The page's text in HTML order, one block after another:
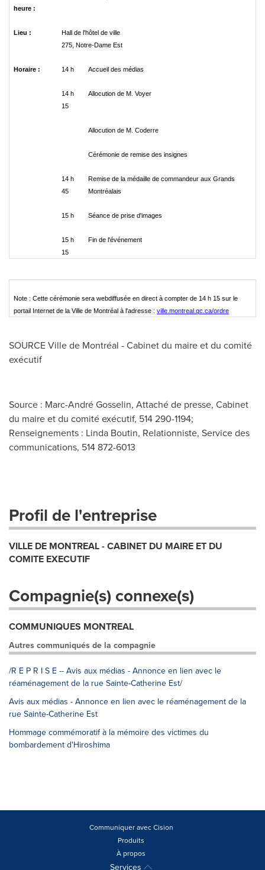
heure :
Lieu :
Hall de l'hôtel de ville
275, Notre-Dame Est
Horaire : 14 h Accueil des médias
14 h
15
Allocution de M. Voyer
Allocution de M. Coderre
Cérémonie de remise des insignes
14 h
45
Remise de la médaille de commandeur aux Grands
Montréalais
15 h Séance de prise d'images
15 h
15
Fin de l'événement
Note : Cette cérémonie sera webdiffusée en direct à compter de 14 h 15 sur le
portail Internet de la Ville de Montréal à l'adresse : ville.montreal.qc.ca/ordre
SOURCE Ville de Montréal - Cabinet du maire et du comité
exécutif
Source : Marc-André Gosselin, Attaché de presse, Cabinet
du maire et du comité exécutif, 514 290-1194;
Renseignements : Linda Boutin, Relationniste, Service des
communications, 514 872-6013
Profil de l'entreprise
VILLE DE MONTREAL - CABINET DU MAIRE ET DU
COMITE EXECUTIF
Compagnie(s) connexe(s)
COMMUNIQUES MONTREAL
Autres communiqués de la compagnie
/R E P R I S E -- Avis aux médias - Annonce en lien avec le
réaménagement de la rue Sainte-Catherine Est/
Avis aux médias - Annonce en lien avec le réaménagement de la
rue Sainte-Catherine Est
Hommage commémoratif à la mémoire des victimes du
bombardement d'Hiroshima
Communiquer avec Cision
Produits
À propos
Services